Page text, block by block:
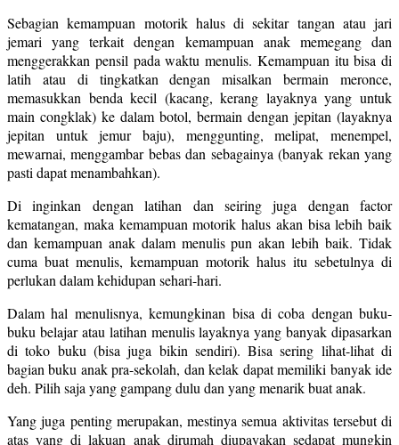
Sebagian kemampuan motorik halus di sekitar tangan atau jari
jemari yang terkait dengan kemampuan anak memegang dan
menggerakkan pensil pada waktu menulis. Kemampuan itu bisa di
latih atau di tingkatkan dengan misalkan bermain meronce,
memasukkan benda kecil (kacang, kerang layaknya yang untuk
main congklak) ke dalam botol, bermain dengan jepitan (layaknya
jepitan untuk jemur baju), menggunting, melipat, menempel,
mewarnai, menggambar bebas dan sebagainya (banyak rekan yang
pasti dapat menambahkan).
Di inginkan dengan latihan dan seiring juga dengan factor
kematangan, maka kemampuan motorik halus akan bisa lebih baik
dan kemampuan anak dalam menulis pun akan lebih baik. Tidak
cuma buat menulis, kemampuan motorik halus itu sebetulnya di
perlukan dalam kehidupan sehari-hari.
Dalam hal menulisnya, kemungkinan bisa di coba dengan buku-
buku belajar atau latihan menulis layaknya yang banyak dipasarkan
di toko buku (bisa juga bikin sendiri). Bisa sering lihat-lihat di
bagian buku anak pra-sekolah, dan kelak dapat memiliki banyak ide
deh. Pilih saja yang gampang dulu dan yang menarik buat anak.
Yang juga penting merupakan, mestinya semua aktivitas tersebut di
atas yang di lakuan anak dirumah diupayakan sedapat mungkin